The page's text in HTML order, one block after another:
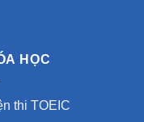
HỌC
thi TOEIC